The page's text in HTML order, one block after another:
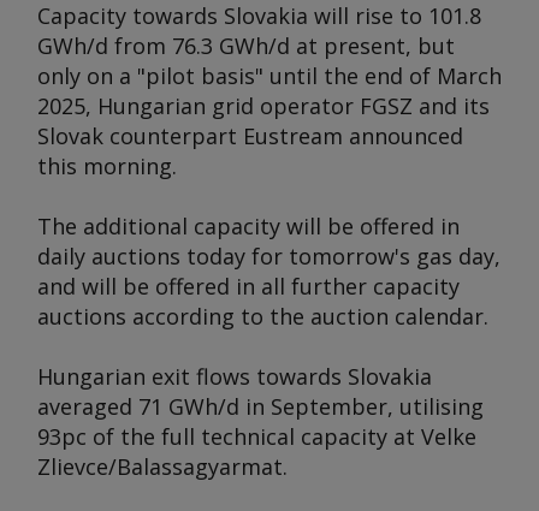
Capacity towards Slovakia will rise to 101.8
GWh/d from 76.3 GWh/d at present, but
only on a "pilot basis" until the end of March
2025, Hungarian grid operator FGSZ and its
Slovak counterpart Eustream announced
this morning.
The additional capacity will be offered in
daily auctions today for tomorrow's gas day,
and will be offered in all further capacity
auctions according to the auction calendar.
Hungarian exit flows towards Slovakia
averaged 71 GWh/d in September, utilising
93pc of the full technical capacity at Velke
Zlievce/Balassagyarmat.